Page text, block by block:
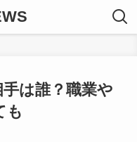
は誰？職業や
も